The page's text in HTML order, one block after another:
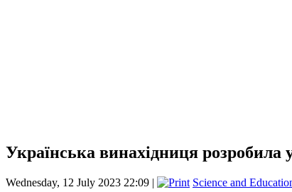
Українська винахідниця розробила
Wednesday, 12 July 2023 22:09 |
Science and